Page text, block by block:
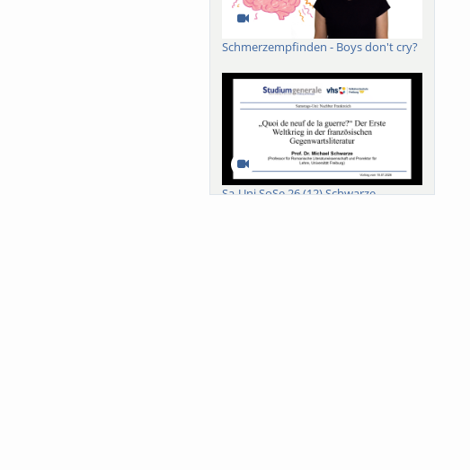
Schmerzempfinden - Boys don't cry?
Sa-Uni SoSe 26 (12) Schwarze